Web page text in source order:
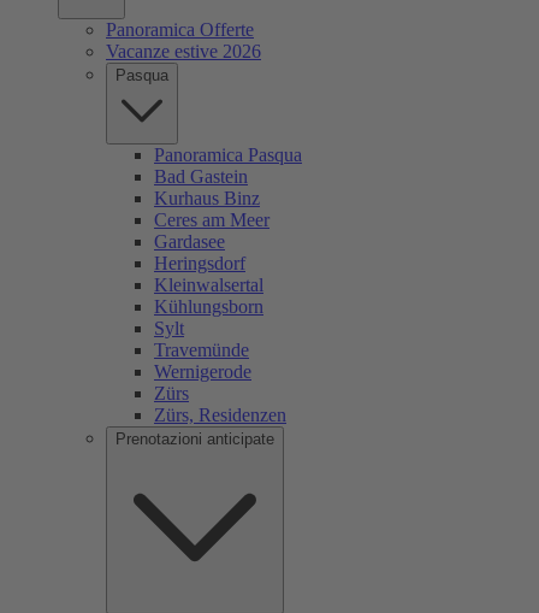
Panoramica Offerte
Vacanze estive 2026
Pasqua
Panoramica Pasqua
Bad Gastein
Kurhaus Binz
Ceres am Meer
Gardasee
Heringsdorf
Kleinwalsertal
Kühlungsborn
Sylt
Travemünde
Wernigerode
Zürs
Zürs, Residenzen
Prenotazioni anticipate